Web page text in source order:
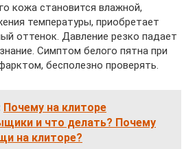
кожа становится влажной,
температуры, приобретает
оттенок. Давление резко падает
Симптом белого пятна при
бесполезно проверять.
Почему на клиторе
и что делать? Почему
на клиторе?